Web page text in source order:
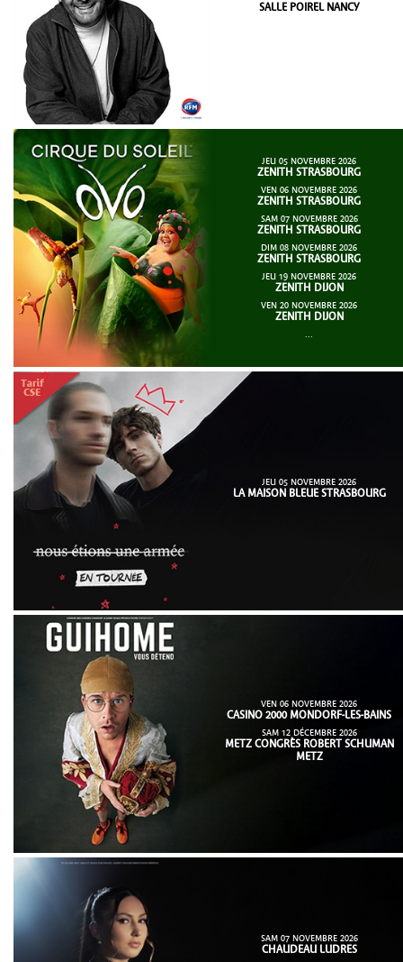
SALLE POIREL NANCY
JEU 05 NOVEMBRE 2026
ZENITH STRASBOURG
VEN 06 NOVEMBRE 2026
ZENITH STRASBOURG
SAM 07 NOVEMBRE 2026
ZENITH STRASBOURG
DIM 08 NOVEMBRE 2026
ZENITH STRASBOURG
JEU 19 NOVEMBRE 2026
ZENITH DIJON
VEN 20 NOVEMBRE 2026
ZENITH DIJON
...
JEU 05 NOVEMBRE 2026
LA MAISON BLEUE STRASBOURG
VEN 06 NOVEMBRE 2026
CASINO 2000 MONDORF-LES-BAINS
SAM 12 DÉCEMBRE 2026
METZ CONGRÈS ROBERT SCHUMAN
METZ
SAM 07 NOVEMBRE 2026
CHAUDEAU LUDRES